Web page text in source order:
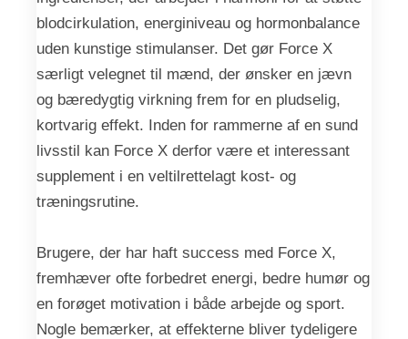
blodcirkulation, energiniveau og hormonbalance
uden kunstige stimulanser. Det gør Force X
særligt velegnet til mænd, der ønsker en jævn
og bæredygtig virkning frem for en pludselig,
kortvarig effekt. Inden for rammerne af en sund
livsstil kan Force X derfor være et interessant
supplement i en veltilrettelagt kost- og
træningsrutine.
Brugere, der har haft success med Force X,
fremhæver ofte forbedret energi, bedre humør og
en forøget motivation i både arbejde og sport.
Nogle bemærker, at effekterne bliver tydeligere